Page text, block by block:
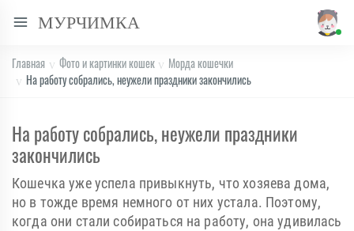
МУРЧИМКА
Главная Фото и картинки кошек
Морда кошечки
На работу собрались, неужели праздники закончились
На работу собрались, неужели праздники
закончились
Кошечка уже успела привыкнуть, что хозяева дома,
но в тожде время немного от них устала. Поэтому,
когда они стали собираться на работу, она удивилась